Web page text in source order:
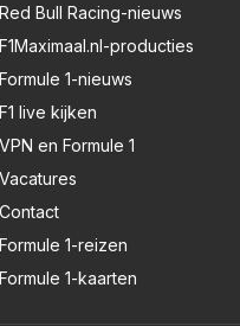
Red Bull Racing-nieuws
F1Maximaal.nl-producties
Formule 1-nieuws
F1 live kijken
VPN en Formule 1
Vacatures
Contact
Formule 1-reizen
Formule 1-kaarten